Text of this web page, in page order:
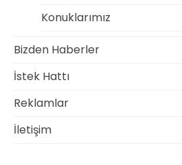
Konuklarımız
Bizden Haberler
İstek Hattı
Reklamlar
İletişim